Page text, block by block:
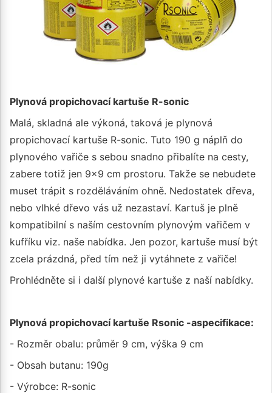
Plynová propichovací kartuše R-sonic
Malá, skladná ale výkoná, taková je plynová
propichovací kartuše R-sonic. Tuto 190 g náplň do
plynového vařiče s sebou snadno přibalíte na cesty,
zabere totiž jen 9x9 cm prostoru. Takže se nebudete
muset trápit s rozděláváním ohně. Nedostatek dřeva,
nebo vlhké dřevo vás už nezastaví. Kartuš je plně
kompatibilní s naším cestovním plynovým vařičem v
kufříku viz. naše nabídka. Jen pozor, kartuše musí být
zcela prázdná, před tím než ji vytáhnete z vařiče!
Prohlédněte si i další plynové kartuše z naší nabídky.
Plynová propichovací kartuše Rsonic -aspecifikace:
- Rozměr obalu: průměr 9 cm, výška 9 cm
- Obsah butanu: 190g
- Výrobce: R-sonic